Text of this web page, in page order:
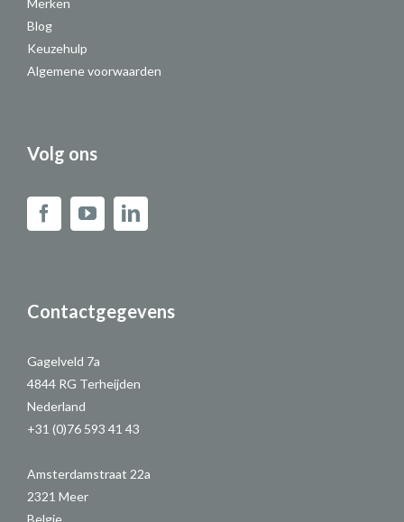
Blog
Keuzehulp
Algemene voorwaarden
Volg ons
Contactgegevens
Gagelveld 7a
4844 RG Terheijden
Nederland
+31 (0)76 593 41 43
Amsterdamstraat 22a
2321 Meer
Belgie